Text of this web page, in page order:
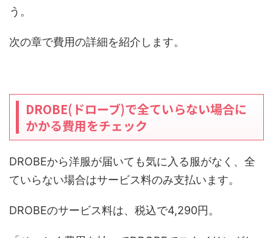
う。
次の章で費用の詳細を紹介します。
DROBE(ドローブ)で全ていらない場合に
かかる費用をチェック
DROBEから洋服が届いても気に入る服がなく、全
ていらない場合はサービス料のみ支払います。
DROBEのサービス料は、税込で4,290円。